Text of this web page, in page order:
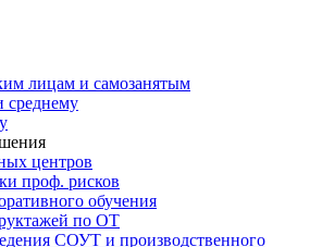
лицам и самозанятым
центров
проф. рисков
обучения
по ОТ
СОУТ и производственного